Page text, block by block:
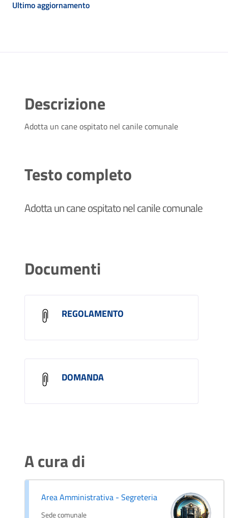
Ultimo aggiornamento
Descrizione
Adotta un cane ospitato nel canile comunale
Testo completo
Adotta un cane ospitato nel canile comunale
Documenti
REGOLAMENTO
DOMANDA
A cura di
Area Amministrativa - Segreteria
Sede comunale